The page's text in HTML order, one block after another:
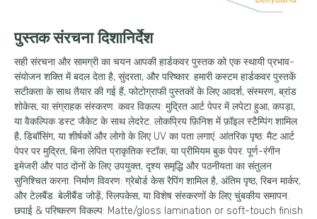
पुस्तक संरचना दिशानिर्देश
सही संरचना और सामग्री का चयन आपकी हार्डकवर पुस्तक को एक स्थायी प्रभाव-
संयोजन शक्ति में बदल देता है, सुंदरता, और परिष्कार. हमारी कस्टम हार्डकवर पुस्तकें
सटीकता के साथ तैयार की गई हैं, फोटोग्राफी पुस्तकों के लिए आदर्श, संस्मरण, ब्रांड
शोकेस, या संग्राहक संस्करण. कवर विकल्प: मुद्रित आर्ट पेपर में लपेटा हुआ, कपड़ा,
या वैकल्पिक डस्ट जैकेट के साथ लेदरेट. लोकप्रिय फ़िनिश में फ़ॉइल स्टैम्पिंग शामिल
है, डिबॉसिंग, या शीर्षकों और लोगो के लिए UV का पता लगाएं. आंतरिक पृष्ठ: मैट आर्ट
पेपर पर मुद्रित, बिना लेपित प्राकृतिक स्टॉक, या प्रीमियम बुक पेपर. पूर्ण-रंगीन
इमेजरी और पाठ दोनों के लिए उपयुक्त, दृश्य समृद्धि और पठनीयता का संतुलन
सुनिश्चित करना. निर्माण विवरण: ग्रेबोर्ड केस रैपिंग शामिल है, अंतिम पृष्ठ, रिबन मार्कर,
और टेलबैंड. बेलीबैंड जोड़ें, स्लिपकेस, या विशेष संस्करणों के लिए चुंबकीय समापन.
छपाई & परिष्करण विकल्प: Matte/gloss lamination or soft-touch finish